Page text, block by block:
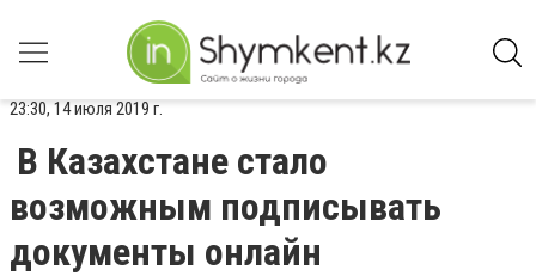
23:30, 14 июля 2019 г.
В Казахстане стало
возможным подписывать
документы онлайн